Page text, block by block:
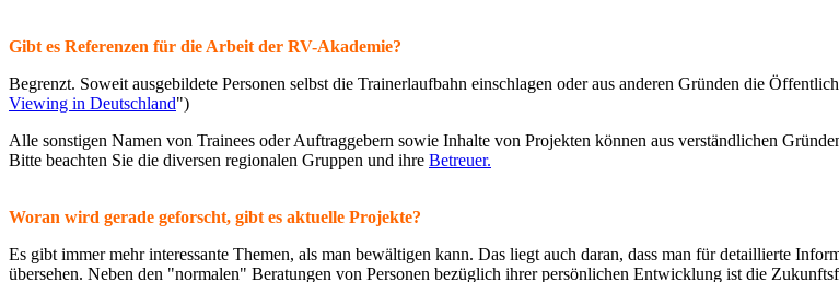
Gibt es Referenzen für die Arbeit der RV-Akademie?
Begrenzt. Soweit ausgebildete Personen selbst die Trainerlaufbahn einschlagen oder aus anderen Gründen die
Viewing in Deutschland")
Alle sonstigen Namen von Trainees oder Auftraggebern sowie Inhalte von Projekten können aus verständlichen
Bitte beachten Sie die diversen regionalen Gruppen und ihre Betreuer.
Woran wird gerade geforscht, gibt es aktuelle Projekte?
Es gibt immer mehr interessante Themen, als man bewältigen kann. Das liegt auch daran, dass man für detaillierte
übersehen. Neben den "normalen" Beratungen von Personen bezüglich ihrer persönlichen Entwicklung ist die